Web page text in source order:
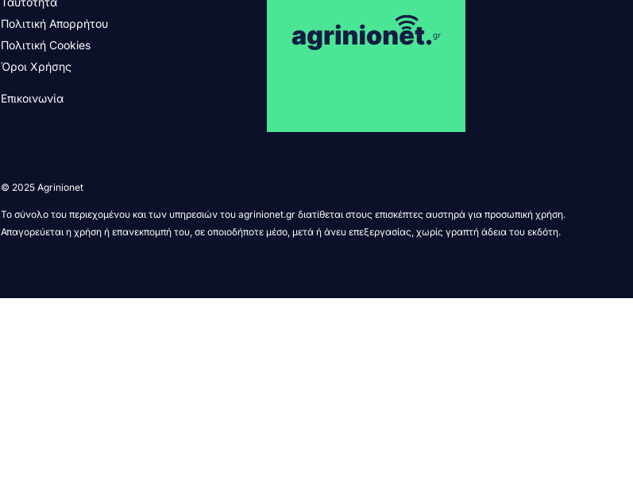
Πολιτική Απορρήτου
Πολιτική Cookies
Όροι Χρήσης
Επικοινωνία
© 2025 Agrinionet
Το σύνολο του περιεχομένου και των υπηρεσιών του agrinionet.gr διατίθεται στους επισκέπτες αυστηρά για προσωπική χρήση.
Απαγορεύεται η χρήση ή επανεκπομπή του, σε οποιοδήποτε μέσο, μετά ή άνευ επεξεργασίας, χωρίς γραπτή άδεια του εκδότη.